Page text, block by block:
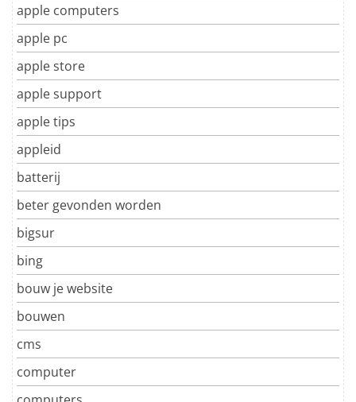
apple computers
apple pc
apple store
apple support
apple tips
appleid
batterij
beter gevonden worden
bigsur
bing
bouw je website
bouwen
cms
computer